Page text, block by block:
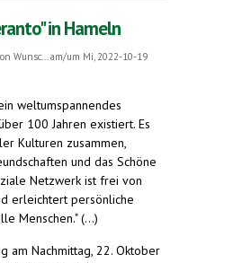
in Hameln
Wunsc...
am/um Mi, 2022-10-19
weltumspannendes
100 Jahren existiert. Es
Kulturen zusammen,
und das Schöne
Netzwerk ist frei von
erleichtert persönliche
Menschen." (...)
am Nachmittag, 22. Oktober